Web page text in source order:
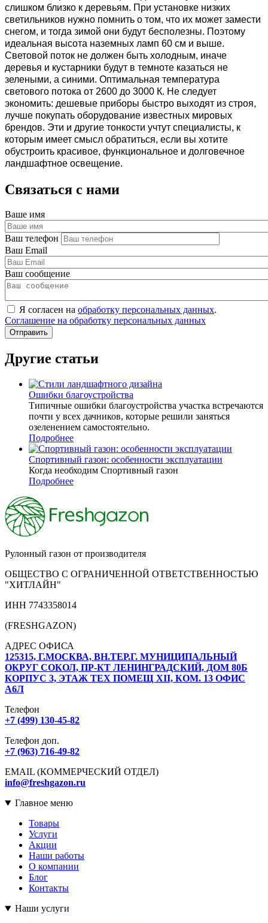
слишком близко к деревьям. При установке низких
светильников нужно помнить о том, что их может замести
снегом, и тогда зимой они будут бесполезны. Поэтому
идеальная высота наземных ламп 60 см и выше.
Световой поток не должен быть холодным, иначе
деревья и кустарники будут в темноте казаться не
зелеными, а синими. Оптимальная температура
светового потока от 2600 до 3000 К. Не следует
экономить: дешевые приборы быстро выходят из строя,
лучше покупать оборудование известных мировых
брендов. Эти и другие тонкости учтут специалисты, к
которым имеет смысл обратиться, если вы хотите
обустроить красивое, функциональное и долговечное
ландшафтное освещение.
Связаться с нами
Ваше имя
Ваш телефон
Ваш Email
Ваш сообщение
Я согласен на обработку персональных данных.
Соглашение на обработку персональных данных
Другие статьи
Ошибки благоустройства
Типичные ошибки благоустройства участка встречаются
почти у всех дачников, которые решили заняться
озеленением самостоятельно.
Подробнее
Спортивный газон: особенности эксплуатации
Когда необходим Спортивный газон
Подробнее
Рулонный газон от производителя
ОБЩЕСТВО С ОГРАНИЧЕННОЙ ОТВЕТСТВЕННОСТЬЮ
"ХИТЛАЙН"
ИНН 7743358014
(FRESHGAZON)
АДРЕС ОФИСА
125315, Г.МОСКВА, ВН.ТЕР.Г. МУНИЦИПАЛЬНЫЙ
ОКРУГ СОКОЛ, ПР-КТ ЛЕНИНГРАДСКИЙ, ДОМ 80Б
КОРПУС 3, ЭТАЖ ТЕХ ПОМЕЩ XII, КОМ. 13 ОФИС
А6Л
Телефон
+7 (499) 130-45-82
Телефон доп.
+7 (963) 716-49-82
EMAIL (КОММЕРЧЕСКИЙ ОТДЕЛ)
info@freshgazon.ru
Главное меню
Товары
Услуги
Акции
Наши работы
О компании
Блог
Контакты
Наши услуги